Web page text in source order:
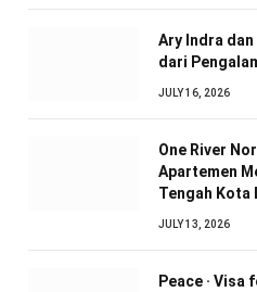
Ary Indra
dari
JULY 16, 2026
One River
Apartemen
Tengah Kota
JULY 13, 2026
Peace · Visa